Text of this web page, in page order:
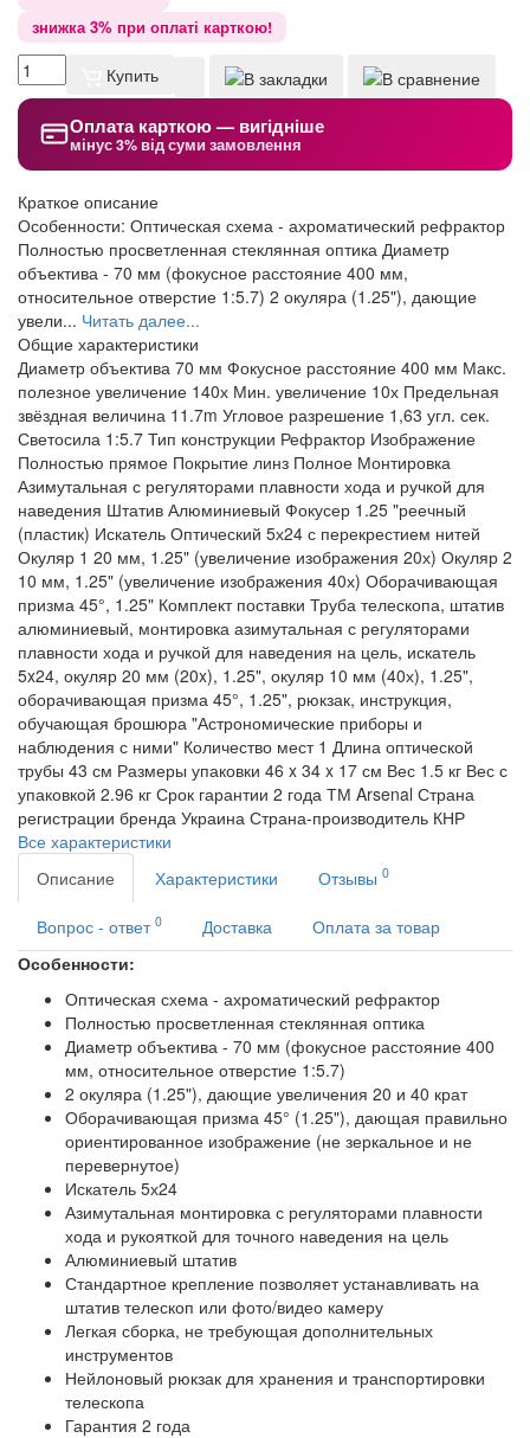
знижка 3% при оплаті карткою!
Купить
Оплата карткою — вигідніше
мінус 3% від суми замовлення
Краткое описание
Особенности: Оптическая схема - ахроматический рефрактор
Полностью просветленная стеклянная оптика Диаметр
объектива - 70 мм (фокусное расстояние 400 мм,
относительное отверстие 1:5.7) 2 окуляра (1.25"), дающие
увели... Читать далее...
Общие характеристики
Диаметр объектива 70 мм Фокусное расстояние 400 мм Макс.
полезное увеличение 140х Мин. увеличение 10х Предельная
звёздная величина 11.7m Угловое разрешение 1,63 угл. сек.
Светосила 1:5.7 Тип конструкции Рефрактор Изображение
Полностью прямое Покрытие линз Полное Монтировка
Азимутальная с регуляторами плавности хода и ручкой для
наведения Штатив Алюминиевый Фокусер 1.25 "реечный
(пластик) Искатель Оптический 5х24 с перекрестием нитей
Окуляр 1 20 мм, 1.25" (увеличение изображения 20х) Окуляр 2
10 мм, 1.25" (увеличение изображения 40х) Оборачивающая
призма 45°, 1.25" Комплект поставки Труба телескопа, штатив
алюминиевый, монтировка азимутальная с регуляторами
плавности хода и ручкой для наведения на цель, искатель
5x24, окуляр 20 мм (20x), 1.25", окуляр 10 мм (40х), 1.25",
оборачивающая призма 45°, 1.25", рюкзак, инструкция,
обучающая брошюра "Астрономические приборы и
наблюдения с ними" Количество мест 1 Длина оптической
трубы 43 см Размеры упаковки 46 x 34 x 17 см Вес 1.5 кг Вес с
упаковкой 2.96 кг Срок гарантии 2 года ТМ Arsenal Страна
регистрации бренда Украина Страна-производитель КНР
Все характеристики
Описание
Характеристики Отзывы 0
Вопрос - ответ 0 Доставка
Оплата за товар
Особенности:
Оптическая схема - ахроматический рефрактор
Полностью просветленная стеклянная оптика
Диаметр объектива - 70 мм (фокусное расстояние 400
мм, относительное отверстие 1:5.7)
2 окуляра (1.25"), дающие увеличения 20 и 40 крат
Оборачивающая призма 45° (1.25"), дающая правильно
ориентированное изображение (не зеркальное и не
перевернутое)
Искатель 5х24
Азимутальная монтировка с регуляторами плавности
хода и рукояткой для точного наведения на цель
Алюминиевый штатив
Стандартное крепление позволяет устанавливать на
штатив телескоп или фото/видео камеру
Легкая сборка, не требующая дополнительных
инструментов
Нейлоновый рюкзак для хранения и транспортировки
телескопа
Гарантия 2 года